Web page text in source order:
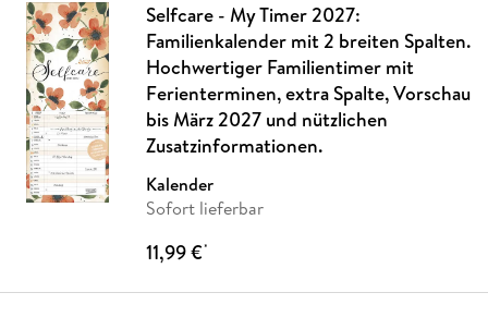
Selfcare - My Timer 2027:
Familienkalender mit 2 breiten Spalten.
Hochwertiger Familientimer mit
Ferienterminen, extra Spalte, Vorschau
bis März 2027 und nützlichen
Zusatzinformationen.
Kalender
Sofort lieferbar
11,99 €*